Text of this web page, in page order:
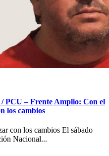
PCU – Frente Amplio: Con el
los cambios
con los cambios El sábado
Nacional...